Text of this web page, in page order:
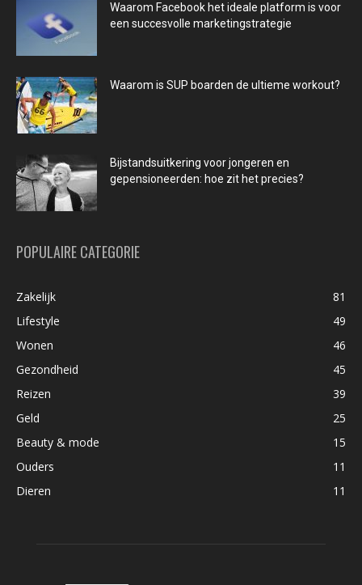
Waarom Facebook het ideale platform is voor
een succesvolle marketingstrategie
Waarom is SUP boarden de ultieme workout?
Bijstandsuitkering voor jongeren en
gepensioneerden: hoe zit het precies?
POPULAIRE CATEGORIE
Zakelijk
81
Lifestyle
49
Wonen
46
Gezondheid
45
Reizen
39
Geld
25
Beauty & mode
15
Ouders
11
Dieren
11